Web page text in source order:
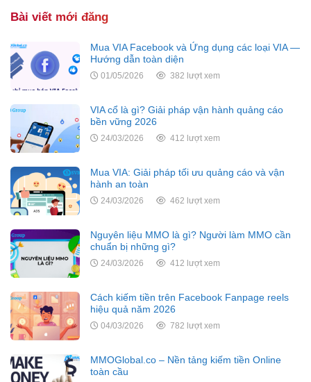
Bài viết mới đăng
Mua VIA Facebook và Ứng dụng các loại VIA —
Hướng dẫn toàn diện
01/05/2026 382 lượt xem
VIA cổ là gì? Giải pháp vận hành quảng cáo
bền vững 2026
24/03/2026 412 lượt xem
Mua VIA: Giải pháp tối ưu quảng cáo và vận
hành an toàn
24/03/2026 462 lượt xem
Nguyên liệu MMO là gì? Người làm MMO cần
chuẩn bị những gì?
24/03/2026 412 lượt xem
Cách kiếm tiền trên Facebook Fanpage reels
hiệu quả năm 2026
04/03/2026 782 lượt xem
MMOGlobal.co – Nền tảng kiếm tiền Online
toàn cầu